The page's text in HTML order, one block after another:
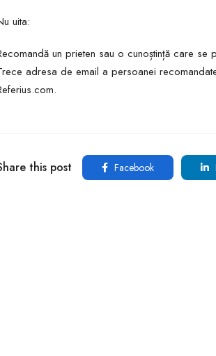
uita:
un prieten sau o cunoștință care se
adresa de email a persoanei
this post Facebook